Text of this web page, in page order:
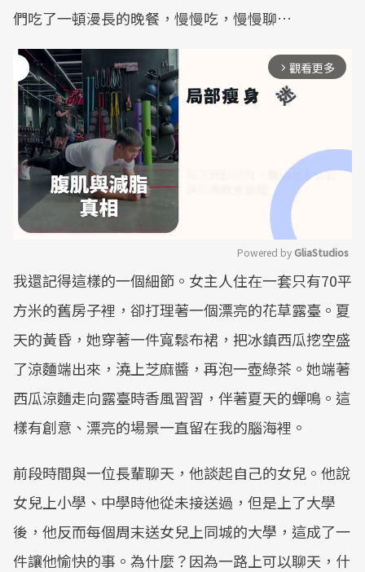
們吃了一頓漫長的晚餐，慢慢吃，慢慢聊…
arrow_forward_ios 觀看更多
Mute
Powered by GliaStudios
我還記得這樣的一個細節。女主人住在一套只有70平
方米的舊房子裡，卻打理著一個漂亮的花草露臺。夏
天的黃昏，她穿著一件寬鬆布裙，把冰鎮西瓜挖空盛
了涼麵端出來，澆上芝麻醬，再泡一壺綠茶。她端著
西瓜涼麵走向露臺時香風習習，伴著夏天的蟬鳴。這
樣有創意、漂亮的場景一直留在我的腦海裡。
前段時間與一位長輩聊天，他談起自己的女兒。他說
女兒上小學、中學時他從未接送過，但是上了大學
後，他反而每個周末送女兒上同城的大學，這成了一
件讓他愉快的事。為什麼？因為一路上可以聊天，什